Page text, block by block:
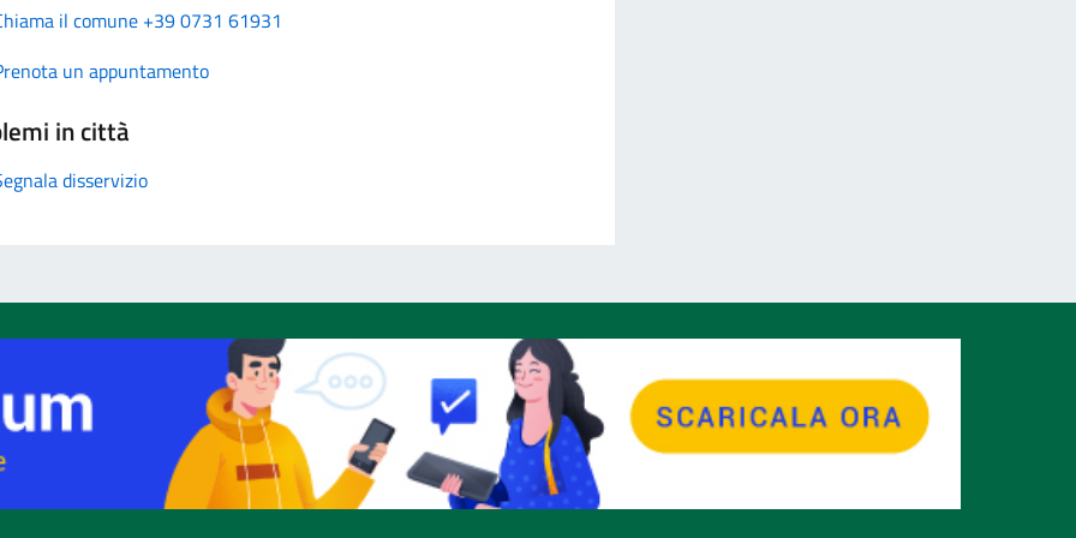
il comune +39 0731 61931
un appuntamento
in città
disservizio